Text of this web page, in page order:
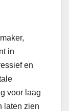
in
en
voor laag
laten zien